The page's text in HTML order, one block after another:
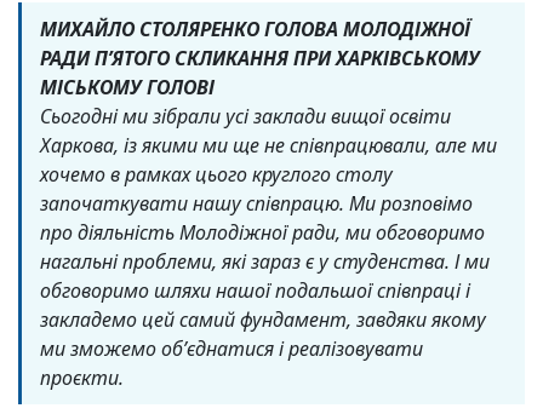
МИХАЙЛО СТОЛЯРЕНКО ГОЛОВА МОЛОДІЖНОЇ
РАДИ П’ЯТОГО СКЛИКАННЯ ПРИ ХАРКІВСЬКОМУ
МІСЬКОМУ ГОЛОВІ
Сьогодні ми зібрали усі заклади вищої освіти
Харкова, із якими ми ще не співпрацювали, але ми
хочемо в рамках цього круглого столу
започаткувати нашу співпрацю. Ми розповімо
про діяльність Молодіжної ради, ми обговоримо
нагальні проблеми, які зараз є у студенства. І ми
обговоримо шляхи нашої подальшої співпраці і
закладемо цей самий фундамент, завдяки якому
ми зможемо обʼєднатися і реалізовувати
проєкти.